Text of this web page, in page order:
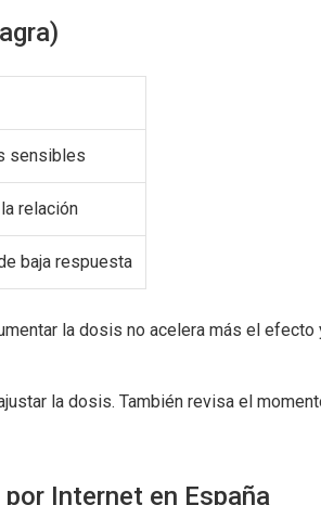
sensibles
relación
baja respuesta
la dosis no acelera más el efecto
la dosis. También revisa el
Internet en España